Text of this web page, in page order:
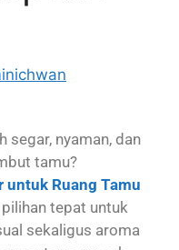
segar, nyaman, dan
tamu?
untuk Ruang Tamu
tepat untuk
sekaligus aroma